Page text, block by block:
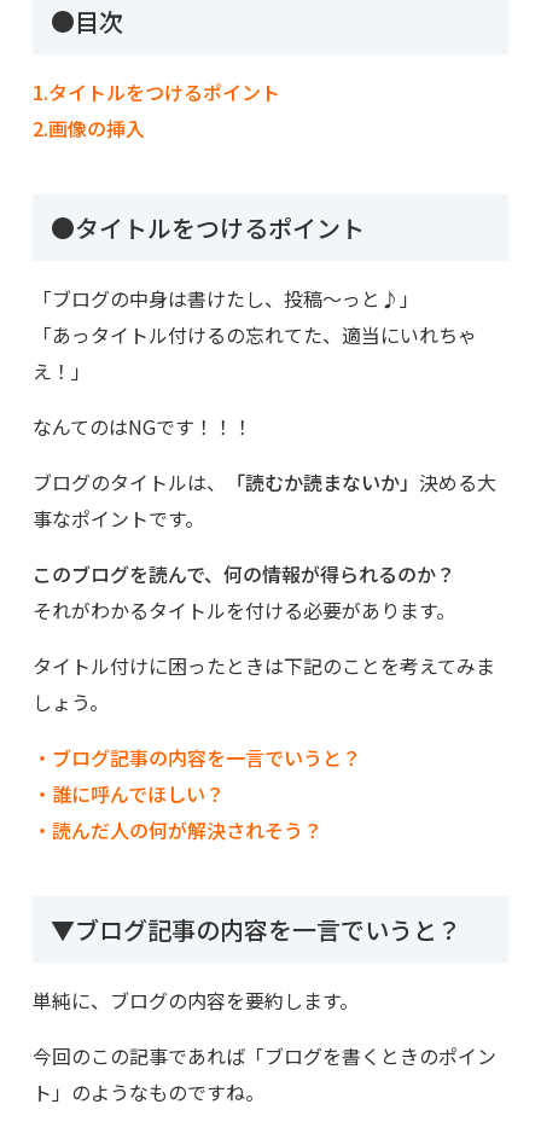
●目次
1.タイトルをつけるポイント
2.画像の挿入
●タイトルをつけるポイント
「ブログの中身は書けたし、投稿～っと♪」
「あっタイトル付けるの忘れてた、適当にいれちゃ
え！」
なんてのはNGです！！！
ブログのタイトルは、
「読むか読まないか」 決める大
事なポイントです。
このブログを読んで、何の情報が得られるのか？
それがわかるタイトルを付ける必要があります。
タイトル付けに困ったときは下記のことを考えてみま
しょう。
・ブログ記事の内容を一言でいうと？
・誰に呼んでほしい？
・読んだ人の何が解決されそう？
▼ブログ記事の内容を一言でいうと？
単純に、ブログの内容を要約します。
今回のこの記事であれば「ブログを書くときのポイン
ト」のようなものですね。